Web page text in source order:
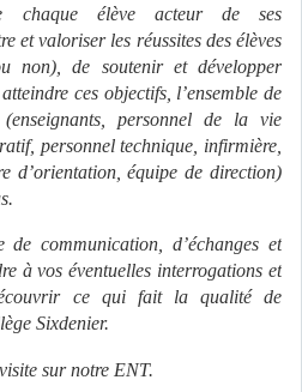
chaque élève acteur de ses
et valoriser les réussites des élèves
non), de soutenir et développer
ces objectifs, l’ensemble de
personnel de la vie
personnel technique, infirmière,
d’orientation, équipe de direction)
de communication, d’échanges et
à vos éventuelles interrogations et
ce qui fait la qualité de
Sixdenier.
sur notre ENT.